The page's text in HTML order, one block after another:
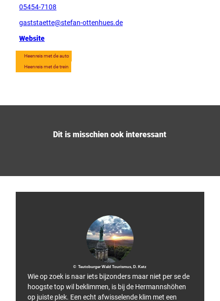
05454-7108
gaststaette@stefan-ottenhues.de
Website
Heenreis met de auto
Heenreis met de trein
Dit is misschien ook interessant
© Teutoburger Wald Tourismus, D. Ketz
Wie op zoek is naar iets bijzonders maar niet per se de
hoogste top wil beklimmen, is bij de Hermannshöhen
op juiste plek. Een echt afwisselende klim met een